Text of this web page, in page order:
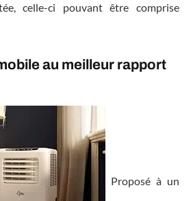
celle-ci pouvant être comprise
au meilleur rapport
Proposé à un